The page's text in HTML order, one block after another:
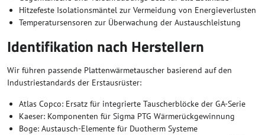
Hitzefeste Isolationsmäntel zur Vermeidung von Energieverlusten
Temperatursensoren zur Überwachung der Austauschleistung
Identifikation nach Herstellern
Wir führen passende Plattenwärmetauscher basierend auf den
Industriestandards der Erstausrüster:
Atlas Copco: Ersatz für integrierte Tauscherblöcke der GA-Serie
Kaeser: Komponenten für Sigma PTG Wärmerückgewinnung
Boge: Austausch-Elemente für Duotherm Systeme